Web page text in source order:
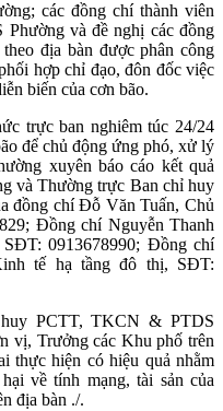
các đồng chí thành viên
và đề nghị các đồng
địa bàn được phân công
hợp chỉ đạo, đôn đốc việc
biến của cơn bão.
trực ban nghiêm túc 24/24
để chủ động ứng phó, xử lý
xuyên báo cáo kết quả
và Thường trực Ban chỉ huy
đồng chí Đỗ Văn Tuấn, Chủ
Đồng chí Nguyễn Thanh
0913678990; Đồng chí
tế hạ tầng đô thị, SĐT:
PCTT, TKCN & PTDS
vị, Trưởng các Khu phố trên
thực hiện có hiệu quả nhằm
về tính mạng, tài sản của
địa bàn ./.